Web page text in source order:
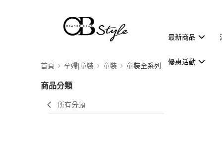
最新商品
優惠活動
首頁 孕婦|童裝 童裝 童裝全系列
商品分類
所有分類